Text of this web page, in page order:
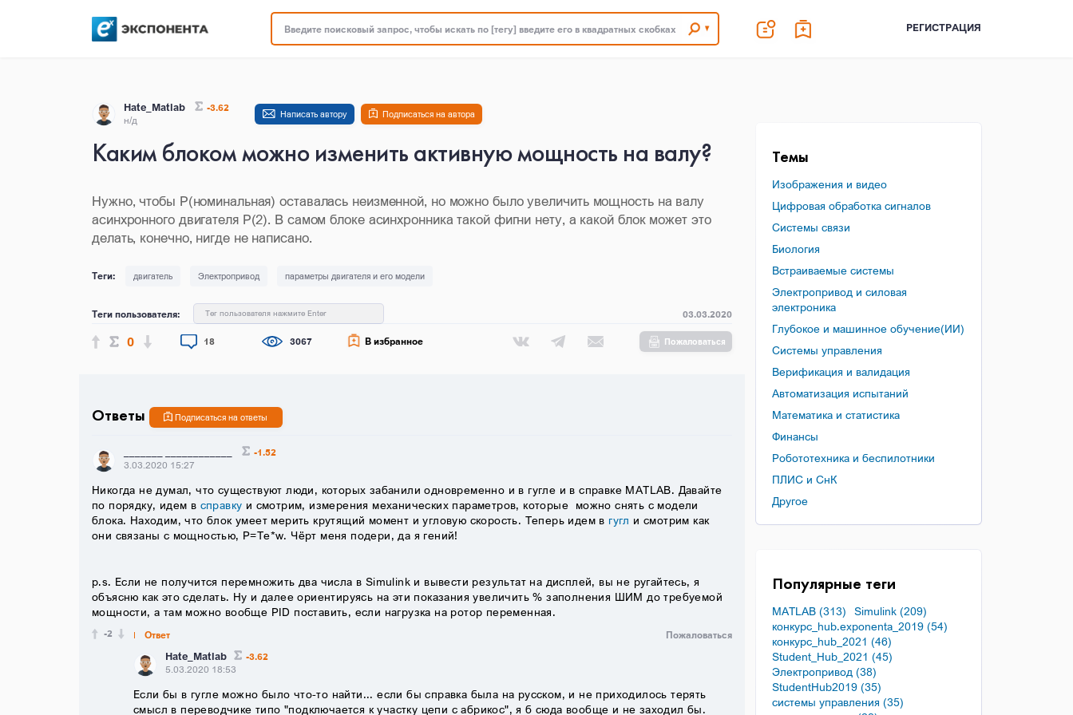
Введите поисковый запрос, чтобы искать по [тегу] введите его в квадратных скобках РЕГИСТРАЦИЯ
Hate_Matlab
-3.62
н/д
Написать автору Подписаться на автора
Каким блоком можно изменить активную мощность на валу?
Нужно, чтобы P(номинальная) оставалась неизменной, но можно было увеличить мощность на валу
асинхронного двигателя P(2). В самом блоке асинхронника такой фигни нету, а какой блок может это
делать, конечно, нигде не написано.
двигатель Электропривод параметры двигателя и его модели
Теги пользователя: Тег пользователя нажмите Enter 03.03.2020
0 18 3067 В избранное Пожаловаться
Ответы Подписаться на ответы
-1.52
3.03.2020 15:27
Никогда не думал, что существуют люди, которых забанили одновременно и в гугле и в справке MATLAB. Давайте
по порядку, идем в справку и смотрим, измерения механических параметров, которые можно снять с модели
блока. Находим, что блок умеет мерить крутящий момент и угловую скорость. Теперь идем в гугл и смотрим как
они связаны с мощностью, P=Te*w. Чёрт меня подери, да я гений!
p.s. Если не получится перемножить два числа в Simulink и вывести результат на дисплей, вы не ругайтесь, я
объясню как это сделать. Ну и далее ориентируясь на эти показания увеличить % заполнения ШИМ до требуемой
мощности, а там можно вообще PID поставить, если нагрузка на ротор переменная.
-2 Ответ Пожаловаться
Hate_Matlab
-3.62
5.03.2020 18:53
Если бы в гугле можно было что-то найти... если бы справка была на русском, и не приходилось терять
смысл в переводчике типо "подключается к участку цепи с абрикос", я б сюда вообще и не заходил бы.
Темы
Изображения и видео
Цифровая обработка сигналов
Системы связи
Биология
Встраиваемые системы
Электропривод и силовая
электроника
Глубокое и машинное обучение(ИИ)
Системы управления
Верификация и валидация
Автоматизация испытаний
Математика и статистика
Финансы
Робототехника и беспилотники
ПЛИС и СнК
Другое
Популярные теги
MATLAB (313)
Simulink (209)
конкурс_hub.exponenta_2019 (54)
конкурс_hub_2021 (46)
Student_Hub_2021 (45)
Электропривод (38)
StudentHub2019 (35)
системы управления (35)